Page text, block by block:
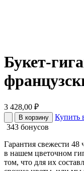
Букет-
3 428,00 ₽
В корзину
Купить
343 бонусов
Гарантия свежести 48
в нашем цветочном
том, что для их